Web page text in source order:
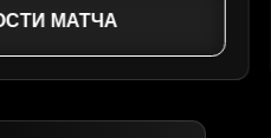
МАТЧА